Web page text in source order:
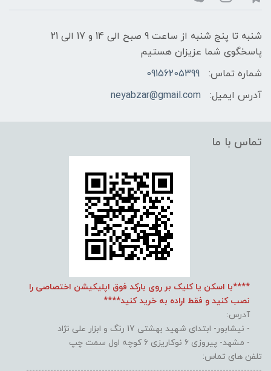
شنبه تا پنج شنبه از ساعت 9 صبح الی 14 و 17 الی 21
پاسخگوی شما عزیزان هستیم
شماره تماس:
09156205399
آدرس ایمیل:
neyabzar@gmail.com
تماس با ما
****با اسکن یا کلیک بر روی بارکد فوق اپلیکیشن اختصاصی را
نصب کنید و فقط اراده به خرید کنید****
آدرس:
- نیشابور- ابتدای شهید بهشتی 17 رنگ و ابزار علی نژاد
- مشهد- پیروزی 6 نوکاریزی 6 کوچه اول سمت چپ
تلفن های تماس: